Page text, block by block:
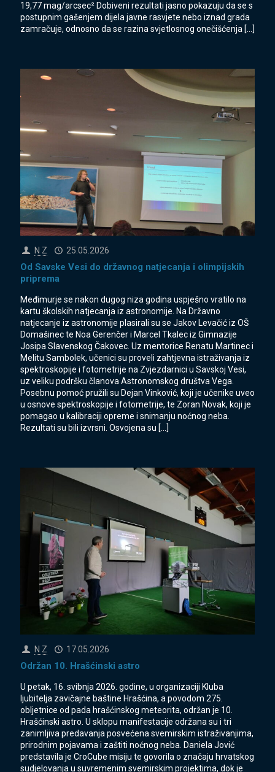
19,77 mag/arcsec² Dobiveni rezultati jasno pokazuju da se s
postupnim gašenjem dijela javne rasvjete nebo iznad grada
zamračuje, odnosno da se razina svjetlosnog onečišćenja […]
N Z 25.05.2026
Od Savske Vesi do državnog natjecanja i olimpijskih
priprema
Međimurje se nakon dugog niza godina uspješno vratilo na
kartu školskih natjecanja iz astronomije. Na Državno
natjecanje iz astronomije plasirali su se Jakov Levačić iz OŠ
Domašinec te Noa Gerenčer i Marcel Tkalec iz Gimnazije
Josipa Slavenskog Čakovec. Uz mentorice Renatu Martinec i
Melitu Sambolek, učenici su proveli zahtjevna istraživanja iz
spektroskopije i fotometrije na Zvjezdarnici u Savskoj Vesi,
uz veliku podršku članova Astronomskog društva Vega.
Posebnu pomoć pružili su Dejan Vinković, koji je učenike uveo
u osnove spektroskopije i fotometrije, te Zoran Novak, koji je
pomagao u kalibraciji opreme i snimanju noćnog neba.
Rezultati su bili izvrsni. Osvojena su […]
N Z 17.05.2026
Održan 10. Hrašćinski astro
U petak, 16. svibnja 2026. godine, u organizaciji Kluba
ljubitelja zavičajne baštine Hrašćina, a povodom 275.
obljetnice od pada hrašćinskog meteorita, održan je 10.
Hrašćinski astro. U sklopu manifestacije održana su i tri
zanimljiva predavanja posvećena svemirskim istraživanjima,
prirodnim pojavama i zaštiti noćnog neba. Daniela Jović
predstavila je CroCube misiju te govorila o značaju hrvatskog
sudjelovanja u suvremenim svemirskim projektima, dok je